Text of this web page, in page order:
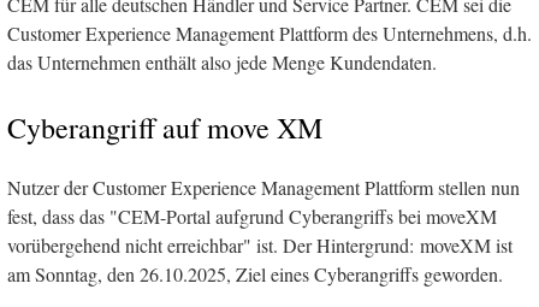
Customer Experience Management Plattform des Unternehmens, d.h.
das Unternehmen enthält also jede Menge Kundendaten.
Cyberangriff auf move XM
Nutzer der Customer Experience Management Plattform stellen nun
fest, dass das "CEM-Portal aufgrund Cyberangriffs bei moveXM
vorübergehend nicht erreichbar" ist. Der Hintergrund: moveXM ist
am Sonntag, den 26.10.2025, Ziel eines Cyberangriffs geworden.